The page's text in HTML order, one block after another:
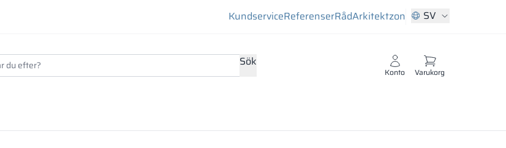
KundserviceReferenserRådArkitektzon SV
Sök
Konto Varukorg